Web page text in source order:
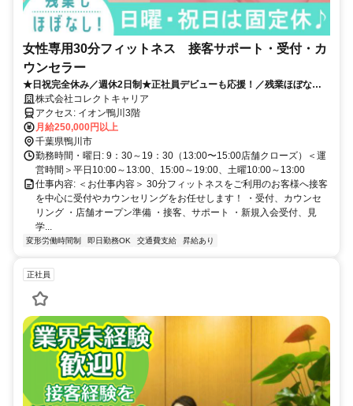
女性専用30分フィットネス 接客サポート・受付・カ
ウンセラー
★日祝完全休み／週休2日制★正社員デビューも応援！／残業ほぼなし
／女性の健康を支える受付・接客サポート！
株式会社コレクトキャリア
アクセス: イオン鴨川3階
月給250,000円以上
千葉県鴨川市
勤務時間・曜日: 9：30～19：30（13:00〜15:00店舗クローズ）＜運
営時間＞平日10:00～13:00、15:00～19:00、土曜10:00～13:00
仕事内容: ＜お仕事内容＞ 30分フィットネスをご利用のお客様へ接客
を中心に受付やカウンセリングをお任せします！ ・受付、カウンセ
リング ・店舗オープン準備 ・接客、サポート ・新規入会受付、見
学...
変形労働時間制 即日勤務OK 交通費支給 昇給あり
正社員